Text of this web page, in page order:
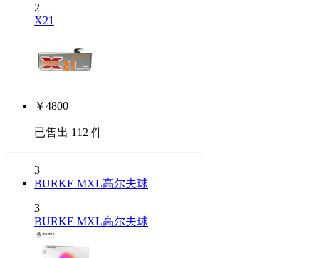
2
X21
￥4800
已售出 112 件
3
BURKE MXL高尔夫球
3
BURKE MXL高尔夫球